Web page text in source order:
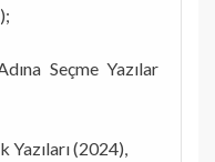
Seçme Yazılar
(2024),